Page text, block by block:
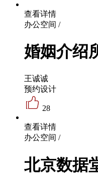
查看详情
办公空间 /
婚姻介绍
王诚诚
预约设计
28
查看详情
办公空间 /
北京数据